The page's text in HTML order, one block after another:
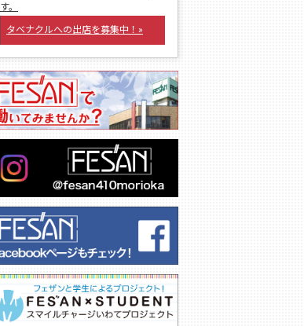
す。
タベナクルへの出店を募集中！»